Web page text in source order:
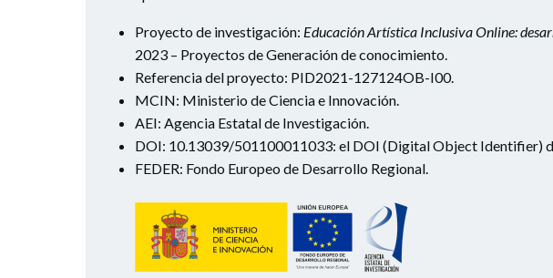
Proyecto de investigación: Educación Artística Inclusiva Online:
2023 – Proyectos de Generación de conocimiento.
Referencia del proyecto: PID2021-127124OB-I00.
MCIN: Ministerio de Ciencia e Innovación.
AEI: Agencia Estatal de Investigación.
DOI: 10.13039/501100011033: el DOI (Digital Object Identifier)
FEDER: Fondo Europeo de Desarrollo Regional.